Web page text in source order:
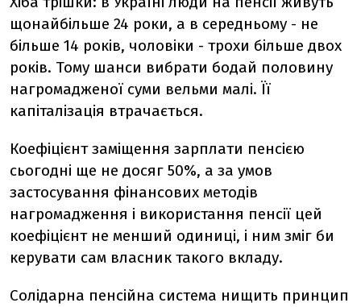
щонайбільше 24 роки, а в середньому - не
більше 14 років, чоловіки - трохи більше двох
років. Тому шанси вибрати бодай половину
нагромадженої суми вельми малі. Її
капіталізація втрачається.
Коефіцієнт заміщення зарплати пенсією
сьогодні ще не досяг 50%, а за умов
застосування фінансових методів
нагромадження і використання пенсії цей
коефіцієнт не менший одиниці, і ним зміг би
керувати сам власник такого вкладу.
Солідарна пенсійна система нищить принцип